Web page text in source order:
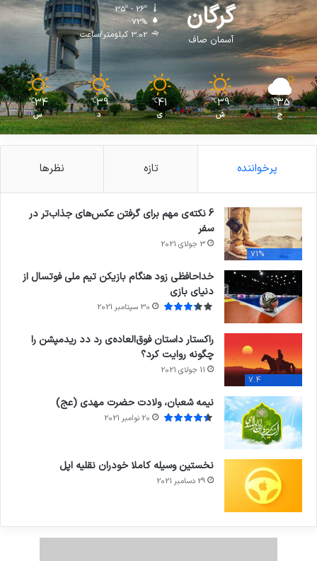
گرگان
آسمان صاف
35º - 26º
72%
3.02 کیلومتر/ساعت
35
℃
ج
39
℃
ش
41
℃
ی
39
℃
د
34
℃
س
پرخواننده تازه نظرها
71%
6 نکته‌ی مهم برای گرفتن عکس‌های جذاب‌تر در
سفر
3 جولای 2021
خداحافظی زود هنگام بازیکن تیم ملی فوتسال از
دنیای بازی
30 سپتامبر 2021
7.4
راکستار داستان فوق‌العاده‌ی رد دد ریدمپشن را
چگونه روایت کرد؟
11 جولای 2021
نیمه شعبان، ولادت حضرت مهدی (عج)
20 نوامبر 2021
نخستین وسیله کاملا خودران نقلیه اپل
29 دسامبر 2021